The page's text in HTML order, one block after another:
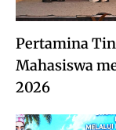
Pertamina
Mahasiswa
2026